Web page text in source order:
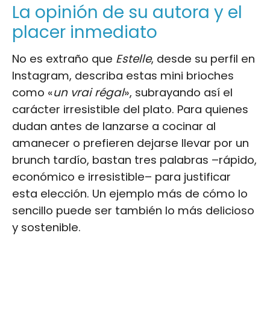
La opinión de su autora y el
placer inmediato
No es extraño que Estelle, desde su perfil en
Instagram, describa estas mini brioches
como «un vrai régal», subrayando así el
carácter irresistible del plato. Para quienes
dudan antes de lanzarse a cocinar al
amanecer o prefieren dejarse llevar por un
brunch tardío, bastan tres palabras –rápido,
económico e irresistible– para justificar
esta elección. Un ejemplo más de cómo lo
sencillo puede ser también lo más delicioso
y sostenible.